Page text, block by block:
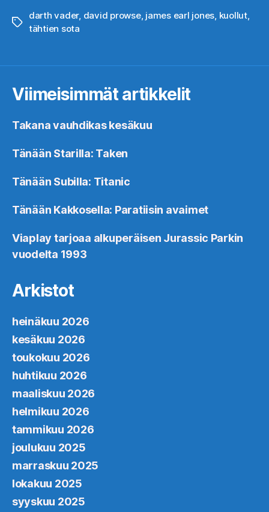
Avainsanat
darth vader, david prowse, james earl jones, kuollut,
tähtien sota
Viimeisimmät artikkelit
Takana vauhdikas kesäkuu
Tänään Starilla: Taken
Tänään Subilla: Titanic
Tänään Kakkosella: Paratiisin avaimet
Viaplay tarjoaa alkuperäisen Jurassic Parkin
vuodelta 1993
Arkistot
heinäkuu 2026
kesäkuu 2026
toukokuu 2026
huhtikuu 2026
maaliskuu 2026
helmikuu 2026
tammikuu 2026
joulukuu 2025
marraskuu 2025
lokakuu 2025
syyskuu 2025